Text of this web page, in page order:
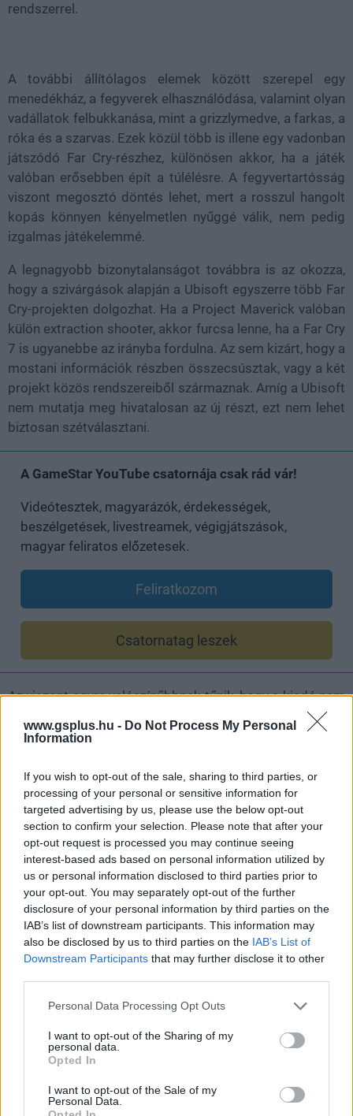
www.gsplus.hu - Do Not Process My Personal
Information
If you wish to opt-out of the sale, sharing to third parties, or
processing of your personal or sensitive information for
targeted advertising by us, please use the below opt-out
section to confirm your selection. Please note that after your
opt-out request is processed you may continue seeing
interest-based ads based on personal information utilized by
us or personal information disclosed to third parties prior to
your opt-out. You may separately opt-out of the further
disclosure of your personal information by third parties on the
IAB’s list of downstream participants. This information may
also be disclosed by us to third parties on the IAB’s List of
Downstream Participants that may further disclose it to other
Please note that this website/app uses one or more Google
not limited to your visit or usage behaviour. You may click to
grant or deny consent to Google and its third-party tags to
use your data for below specified purposes in below Google
consent section.
Personal Data Processing Opt Outs
I want to opt-out of the Sharing of my
personal data.
Opted In
I want to opt-out of the Sale of my
Personal Data.
rendszerrel.
A további állítólagos elemek között szerepel egy
menedékház, a fegyverek elhasználódása, valamint olyan
vadállatok felbukkanása, mint a grizzlymedve, a farkas, a
róka és a szarvas. Ezek közül több is illene egy vadonban
játszódó Far Cry-részhez, különösen akkor, ha a játék
valóban erősebben épít a túlélésre. A fegyvertartósság
viszont megosztó döntés lehet, mert a rosszul hangolt
kopás könnyen kényelmetlen nyűggé válik, nem pedig
izgalmas játékelemmé.
A legnagyobb bizonytalanságot továbbra is az okozza,
hogy a szivárgások alapján a Ubisoft egyszerre több Far
Cry-projekten dolgozhat. Ha a Project Maverick valóban
külön extraction shooter, akkor furcsa lenne, ha a Far Cry
7 is ugyanebbe az irányba fordulna. Az sem kizárt, hogy a
mostani információk részben összecsúsztak, vagy a két
projekt közös rendszereiből származnak. Amíg a Ubisoft
nem mutatja meg hivatalosan az új részt, ezt nem lehet
biztosan szétválasztani.
A GameStar YouTube csatornája csak rád vár!
Videótesztek, magyarázók, érdekességek,
beszélgetések, livestreamek, végigjátszások,
magyar feliratos előzetesek.
Feliratkozom
Csatornatag leszek
Az viszont egyre valószínűbbnek tűnik, hogy a kiadó nem
akarja egyszerűen újra kiadni a Far Cry 3 óta jól ismert
formulát. A sorozat 2021-ben, a Far Cry 6-tal jelentkezett
következett. Ez idő alatt a Ubisoft több nagy franchise-
nál is újragondolta a régi működését, így nem lenne
meglepő, ha a Far Cry 7 is egy merészebb,
kockázatosabb irányt venne.
A gond csak az, hogy az extraction shooter elemek nem
automatikusan tesznek jobbá egy Far Cry-játékot. A
sorozat ereje mindig a nagy, kaotikus nyílt világban, a
látványos akcióban, a vadon veszélyeiben és a túlzó, de
emlékezetes ellenfelekben volt. Ha ehhez okosan
illesztik hozzá az időnyomást, a túlélést és a kimentési
mechanikát, abból friss Far Cry-élmény születhet. Ha
viszont a trendkövetés fontosabb lesz, mint a sorozat
hogy a Ubisoft megint rossz helyen kereste a
megújulást.